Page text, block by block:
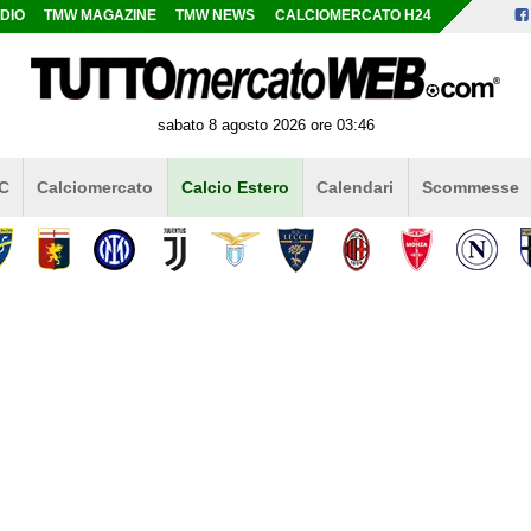
TMW MAGAZINE TMW NEWS CALCIOMERCATO H24
sabato 8 agosto 2026 ore 03:46
Calciomercato Calcio Estero Calendari Scommesse